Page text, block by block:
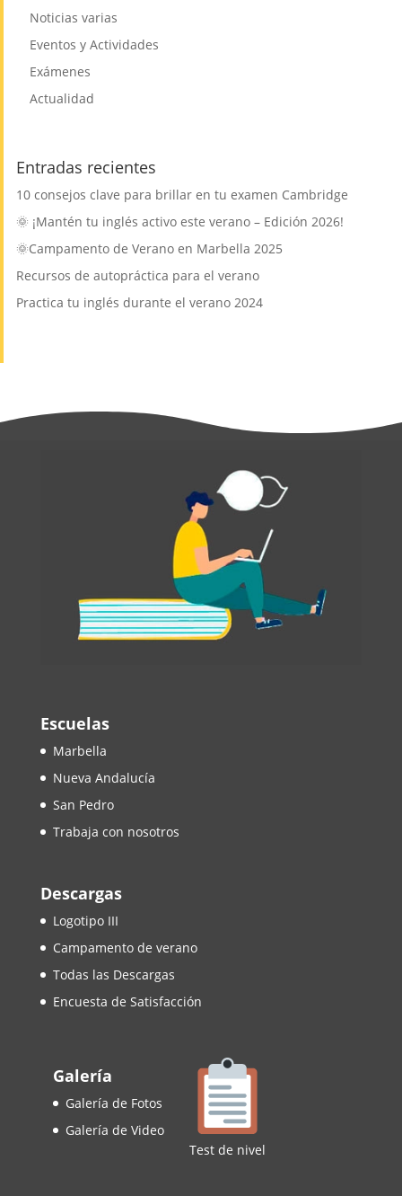
Noticias varias
Eventos y Actividades
Exámenes
Actualidad
Entradas recientes
10 consejos clave para brillar en tu examen Cambridge
🌞 ¡Mantén tu inglés activo este verano – Edición 2026!
🌞Campamento de Verano en Marbella 2025
Recursos de autopráctica para el verano
Practica tu inglés durante el verano 2024
Escuelas
Marbella
Nueva Andalucía
San Pedro
Trabaja con nosotros
Descargas
Logotipo III
Campamento de verano
Todas las Descargas
Encuesta de Satisfacción
Galería
Galería de Fotos
Galería de Video
Test de nivel